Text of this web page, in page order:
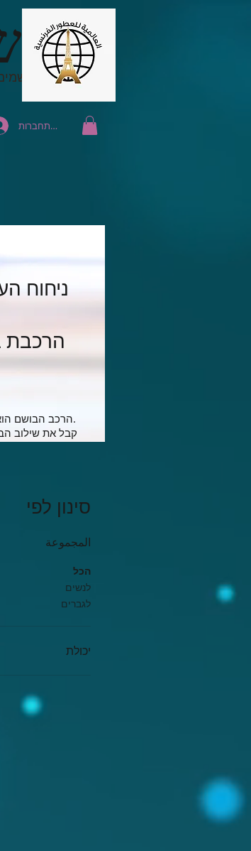
להתחברות
ניחוח
הרכבת
הרכב הבושם הוא המומחיות שלנו כבר כמה שנים.
קבל את שילוב
סינון לפי
المجموعة
הכל
לנשים
לגברים
יכולת